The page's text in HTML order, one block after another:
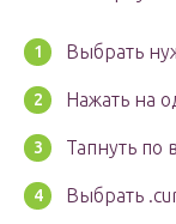
Выбрать
Нажать на
Тапнуть по
Выбрать